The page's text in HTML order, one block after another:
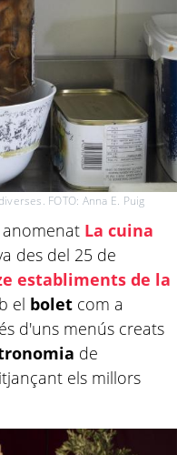
FOTO: Anna E. Puig
La cuina
des del 25 de
establiments de la
el bolet com a
d'uns menús creats
de
els millors